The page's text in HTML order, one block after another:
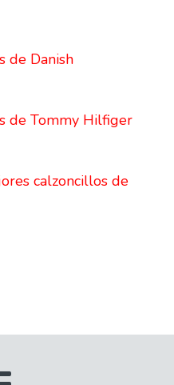
de Danish
de Tommy Hilfiger
calzoncillos de